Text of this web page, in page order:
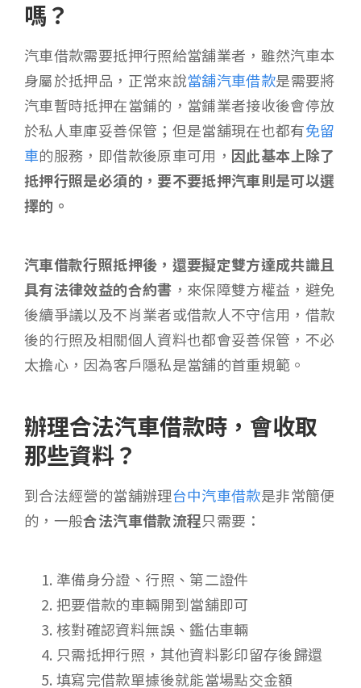
嗎？
汽車借款需要抵押行照給當舖業者，雖然汽車本
身屬於抵押品，正常來說當舖汽車借款是需要將
汽車暫時抵押在當鋪的，當鋪業者接收後會停放
於私人車庫妥善保管；但是當舖現在也都有免留
車的服務，即借款後原車可用， 因此基本上除了
抵押行照是必須的，要不要抵押汽車則是可以選
擇的。
汽車借款行照抵押後，還要擬定雙方達成共識且
具有法律效益的合約書 ，來保障雙方權益，避免
後續爭議以及不肖業者或借款人不守信用，借款
後的行照及相關個人資料也都會妥善保管，不必
太擔心，因為客戶隱私是當舖的首重規範。
辦理合法汽車借款時，會收取
那些資料？
到合法經營的當舖辦理台中汽車借款是非常簡便
的，一般合法汽車借款流程只需要：
準備身分證、行照、第二證件
把要借款的車輛開到當舖即可
核對確認資料無誤、鑑估車輛
只需抵押行照，其他資料影印留存後歸還
填寫完借款單據後就能當場點交金額